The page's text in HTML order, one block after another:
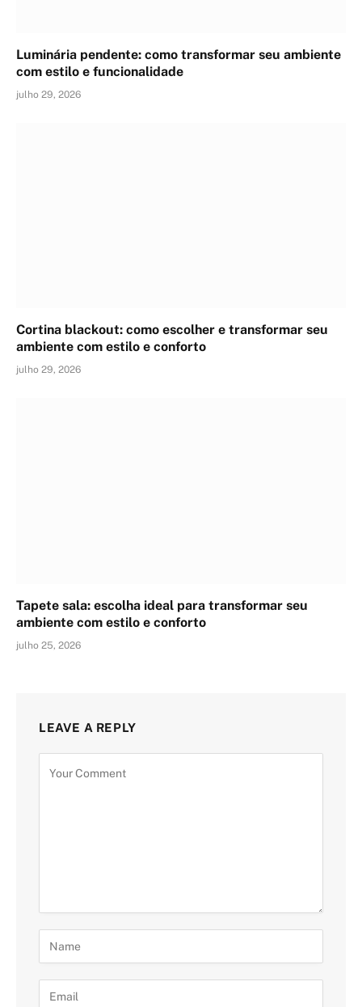
Luminária pendente: como transformar seu ambiente
com estilo e funcionalidade
julho 29, 2026
Cortina blackout: como escolher e transformar seu
ambiente com estilo e conforto
julho 29, 2026
Tapete sala: escolha ideal para transformar seu
ambiente com estilo e conforto
julho 25, 2026
LEAVE A REPLY